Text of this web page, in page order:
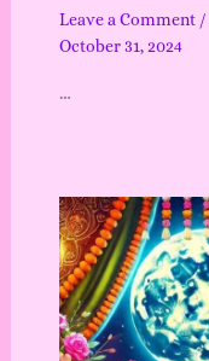
Leave a Comment /
October 31, 2024
…